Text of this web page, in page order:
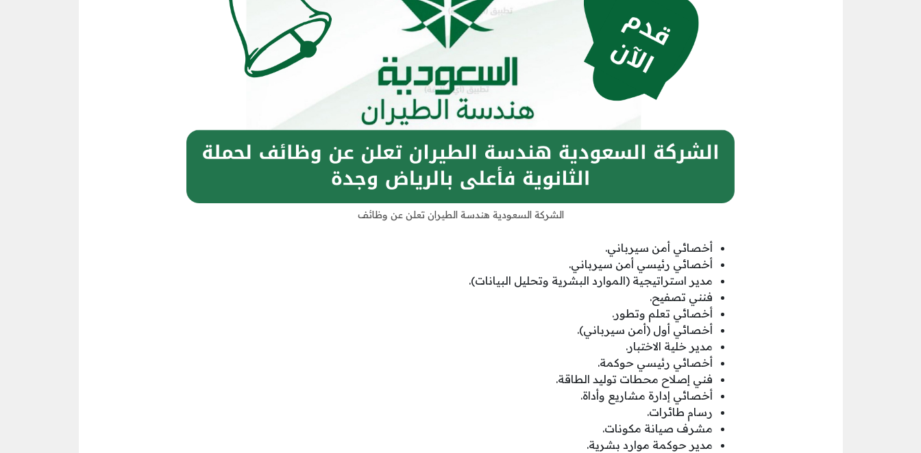
الشركة السعودية هندسة الطيران تعلن عن وظائف
أخصائي أمن سيرباني.
أخصائي رئيسي أمن سيرباني.
مدير استراتيجية (الموارد البشرية وتحليل البيانات).
فنني تصفيح.
أخصائي تعلم وتطور.
أخصائي أول (أمن سيرباني).
مدير خلية الاختبار.
أخصائي رئيسي حوكمة.
فني إصلاح محطات توليد الطاقة.
أخصائي إدارة مشاريع وأداة.
رسام طائرات.
مشرف صيانة مكونات.
مدير حوكمة موارد بشرية.